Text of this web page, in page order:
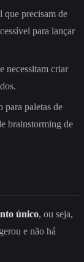
que precisam de
para lançar
necessitam criar
para paletas de
brainstorming de
único, ou seja,
e não há